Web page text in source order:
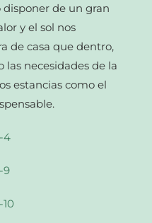
disponer de un gran
y el sol nos
de casa que dentro,
las necesidades de la
estancias como el